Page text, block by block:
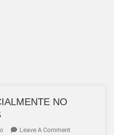
NO
Leave A CommentOn